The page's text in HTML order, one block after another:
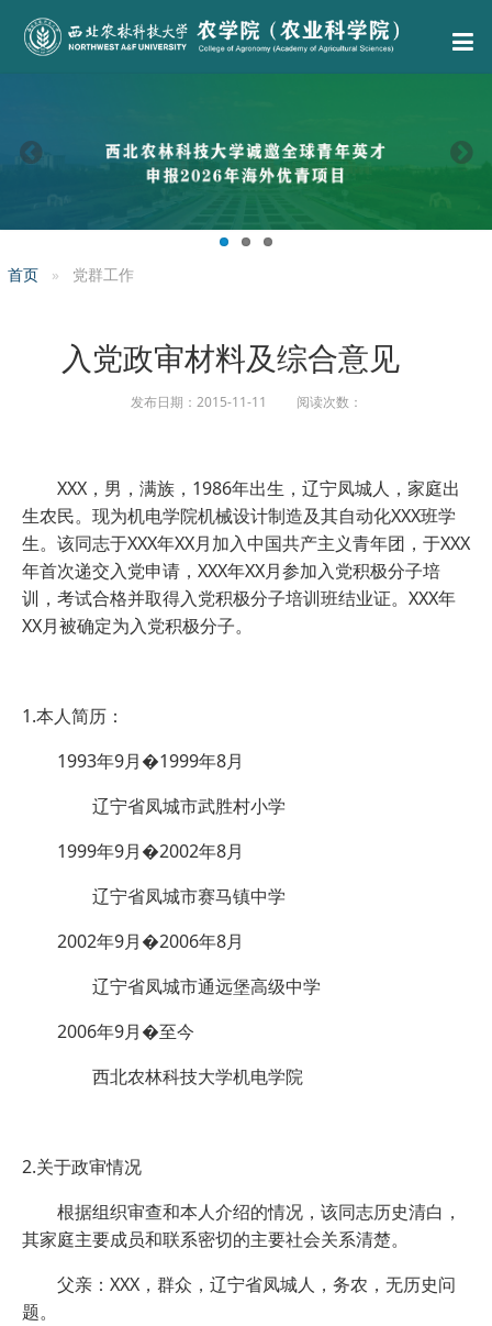
首页 党群工作
入党政审材料及综合意见
发布日期：2015-11-11 阅读次数：
XXX，男，满族，1986年出生，辽宁凤城人，家庭出
生农民。现为机电学院机械设计制造及其自动化XXX班学
生。该同志于XXX年XX月加入中国共产主义青年团，于XXX
年首次递交入党申请，XXX年XX月参加入党积极分子培
训，考试合格并取得入党积极分子培训班结业证。XXX年
XX月被确定为入党积极分子。
1.本人简历：
1993年9月�1999年8月
辽宁省凤城市武胜村小学
1999年9月�2002年8月
辽宁省凤城市赛马镇中学
2002年9月�2006年8月
辽宁省凤城市通远堡高级中学
2006年9月�至今
西北农林科技大学机电学院
2.关于政审情况
根据组织审查和本人介绍的情况，该同志历史清白，
其家庭主要成员和联系密切的主要社会关系清楚。
父亲：XXX，群众，辽宁省凤城人，务农，无历史问
题。